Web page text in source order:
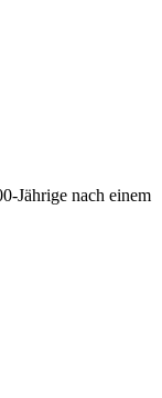
Jährige nach einem